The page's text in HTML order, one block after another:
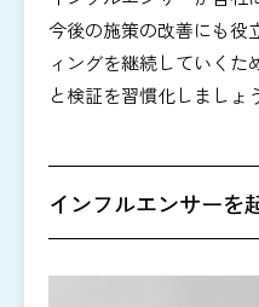
今後の施策の改善にも役
ィングを継続していくた
と検証を習慣化しましょ
インフルエンサーを